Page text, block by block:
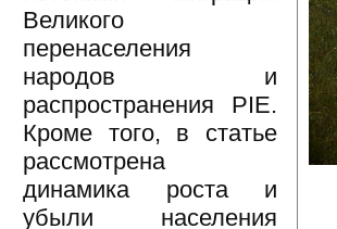
Великого
перенаселения
народов и
распространения PIE.
Кроме того, в статье
рассмотрена
динамика роста и
убыли населения